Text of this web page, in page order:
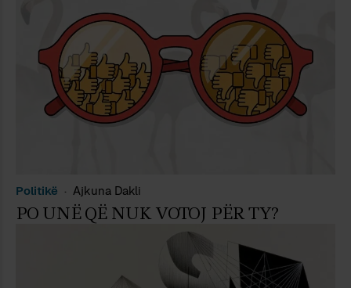
Politikë Ajkuna Dakli
PO UNË QË NUK VOTOJ PËR TY?